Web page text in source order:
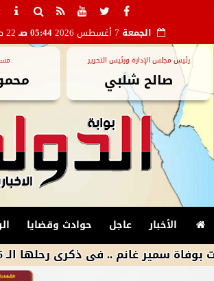
الجمعة 05:44 صـ 22 صفر 1448
رئيس مجلس الإدارة ورئيس التحرير
صالح شلبي
الأخبار عاجل حوادث وقضايا
غانم .. فى ذكرى رحلها الـ 5